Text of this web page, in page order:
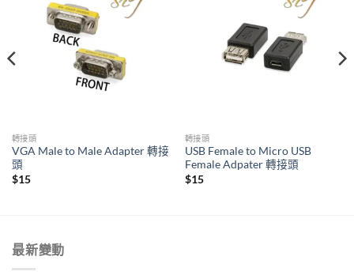
轉接頭
VGA Male to Male Adapter 轉接
頭
$15
轉接頭
USB Female to Micro USB
Female Adpater 轉接頭
$15
最新變動